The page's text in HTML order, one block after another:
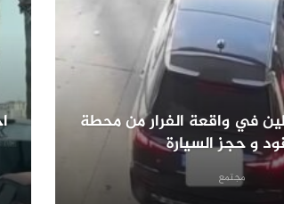
في واقعة الفرار من محطة
و حجز السيارة
مجتمع